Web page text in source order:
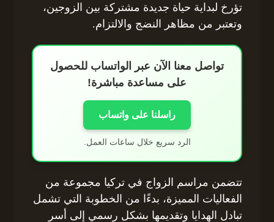
تؤرخ لبداية حياة جديدة مشتركة بين الزوجين،
وتعتبر من مظاهر النضج والالتزام.
تواصل معنا الآن عبر الواتساب للحصول
على مساعدة مباشرة!
راسلنا على واتساب
الرد سريع خلال ساعات العمل.
تتضمن مراسم الزواج في تركيا مجموعة من
الفعاليات المميزة، بدءًا من الخطوبة التي تشمل
تبادل الهدايا وتقديمها بشكل رسمي إلى أسر